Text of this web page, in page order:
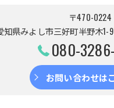
〒470-0224
知県みよし市三好町半野木1-
080-
お問い合わせは